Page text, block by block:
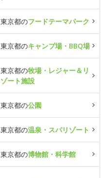
東京都のフードテーマパーク
東京都のキャンプ場・BBQ場
東京都の牧場・レジャー＆リ
ゾート施設
東京都の公園
東京都の温泉・スパリゾート
東京都の博物館・科学館